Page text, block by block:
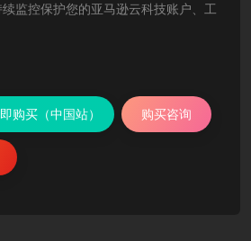
监控保护您的亚马逊云科技账户、工
购买（中国站） 购买咨询